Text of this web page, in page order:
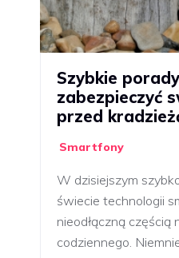
Szybkie
zabezpieczyć
przed
Smartfony
W dzisiejszym
świecie technologii
nieodłączną częścią
codziennego.